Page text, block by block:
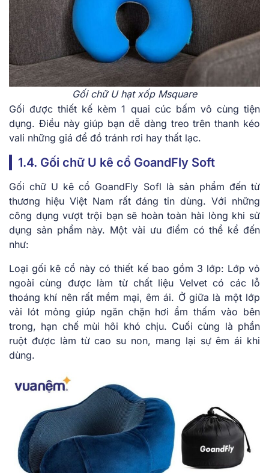
Gối chữ U hạt xốp Msquare
Gối được thiết kế kèm 1 quai cúc bấm vô cùng tiện
dụng. Điều này giúp bạn dễ dàng treo trên thanh kéo
vali những giá để đồ tránh rơi hay thất lạc.
1.4. Gối chữ U kê cổ GoandFly Soft
Gối chữ U kê cổ GoandFly Sofl là sản phẩm đến từ
thương hiệu Việt Nam rất đáng tin dùng. Với những
công dụng vượt trội bạn sẽ hoàn toàn hài lòng khi sử
dụng sản phẩm này. Một vài ưu điểm có thể kể đến
như:
Loại gối kê cổ này có thiết kế bao gồm 3 lớp: Lớp vỏ
ngoài cùng được làm từ chất liệu Velvet có các lỗ
thoáng khí nên rất mềm mại, êm ái. Ở giữa là một lớp
vải lót mỏng giúp ngăn chặn hơi ẩm thấm vào bên
trong, hạn chế mùi hôi khó chịu. Cuối cùng là phần
ruột được làm từ cao su non, mang lại sự êm ái khi
dùng.